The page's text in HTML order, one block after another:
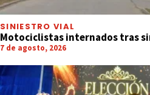
SINIESTRO VIAL
Motociclistas internados tras
7 de agosto, 2026